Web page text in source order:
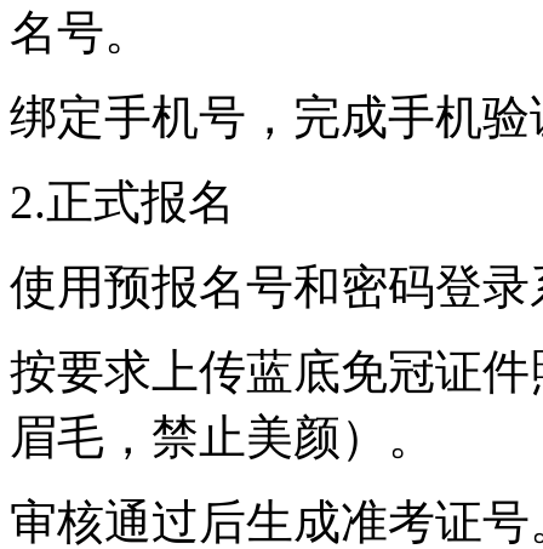
名号。
绑定手机号，完成手机验
2.正式报名
使用预报名号和密码登
按要求上传蓝底免冠证
眉毛，禁止美颜）。
审核通过后生成准考证号